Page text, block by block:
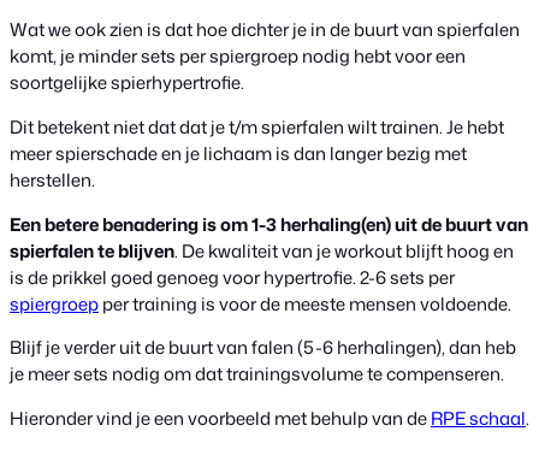
Wat we ook zien is dat hoe dichter je in de buurt van spierfalen
komt, je minder sets per spiergroep nodig hebt voor een
soortgelijke spierhypertrofie.
Dit betekent niet dat dat je t/m spierfalen wilt trainen. Je hebt
meer spierschade en je lichaam is dan langer bezig met
herstellen.
Een betere benadering is om 1-3 herhaling(en) uit de buurt van
spierfalen te blijven. De kwaliteit van je workout blijft hoog en
is de prikkel goed genoeg voor hypertrofie. 2-6 sets per
spiergroepper training is voor de meeste mensen voldoende.
Blijf je verder uit de buurt van falen (5-6 herhalingen), dan heb
je meer sets nodig om dat trainingsvolume te compenseren.
Hieronder vind je een voorbeeld met behulp van deRPE schaal.